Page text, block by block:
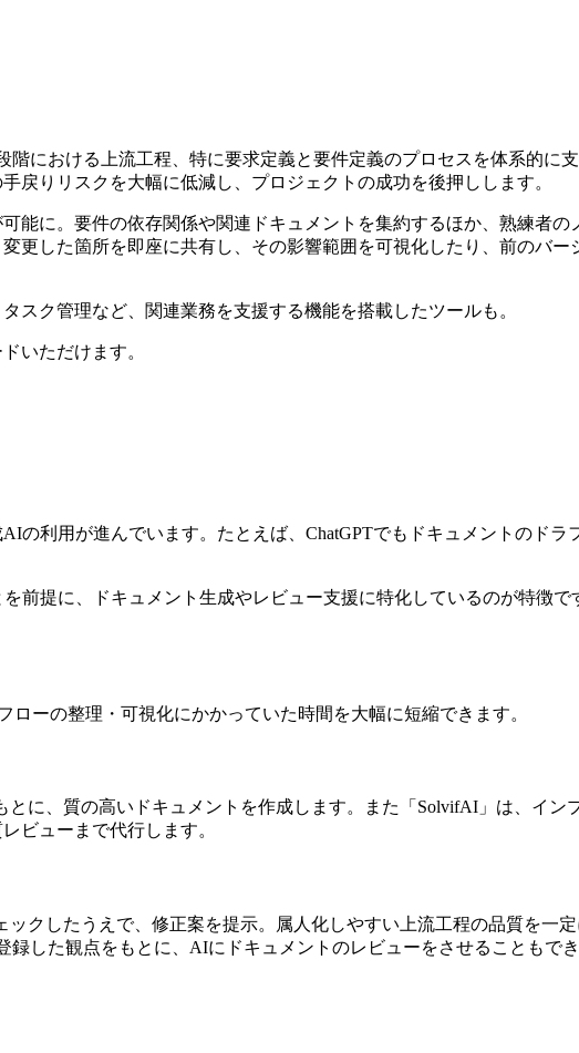
における上流工程、特に要求定義と要件定義のプロセスを体系的に
戻りリスクを大幅に低減し、プロジェクトの成功を後押しします。
能に。要件の依存関係や関連ドキュメントを集約するほか、熟練者の
更した箇所を即座に共有し、その影響範囲を可視化したり、前のバー
スク管理など、関連業務を支援する機能を搭載したツールも。
いただけます。
利用が進んでいます。たとえば、ChatGPTでもドキュメントのドラ
前提に、ドキュメント生成やレビュー支援に特化しているのが特徴で
ーの整理・可視化にかかっていた時間を大幅に短縮できます。
とに、質の高いドキュメントを作成します。また「SolvifAI」は、イン
ビューまで代行します。
クしたうえで、修正案を提示。属人化しやすい上流工程の品質を一
した観点をもとに、AIにドキュメントのレビューをさせることもでき